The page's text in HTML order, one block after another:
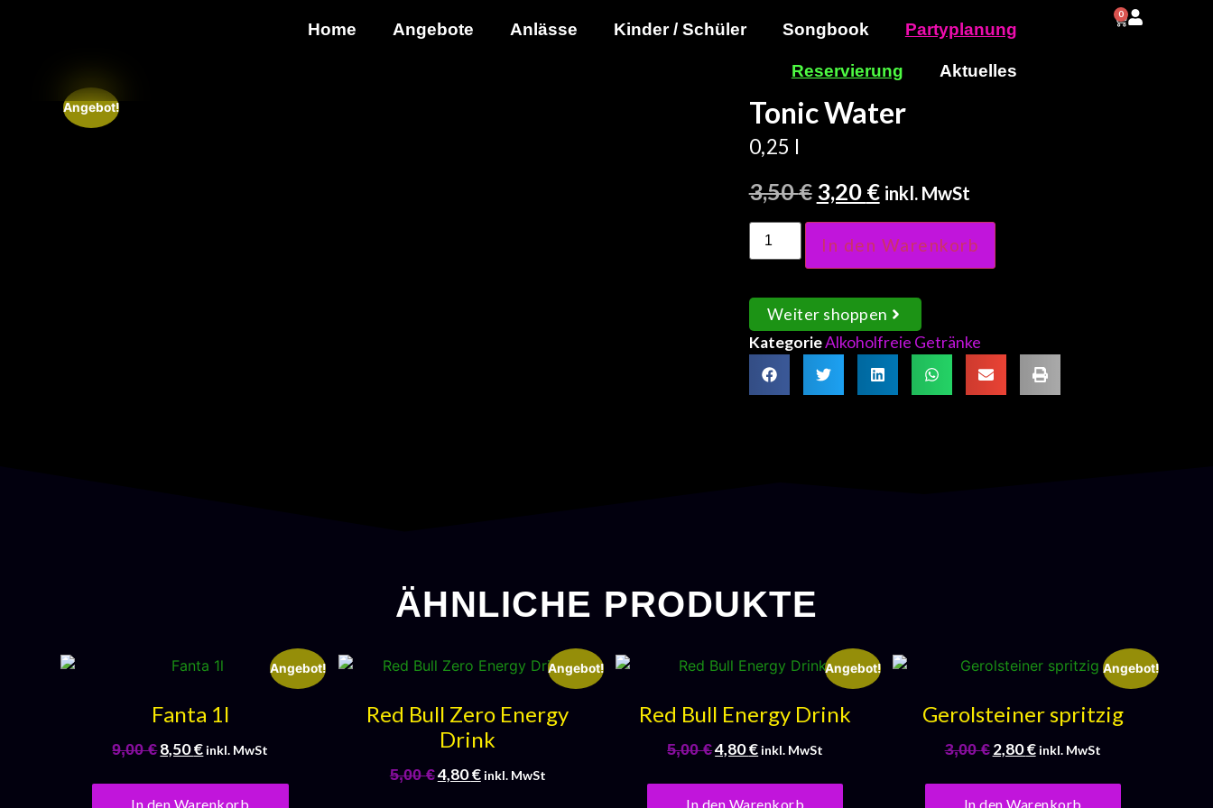
Home Angebote Anlässe Kinder / Schüler Songbook Partyplanung
Reservierung Aktuelles
0
Angebot! Tonic Water
0,25 l
3,50€ 3,20 € inkl. MwSt
In den Warenkorb
Weiter shoppen
KategorieAlkoholfreie Getränke
ÄHNLICHE PRODUKTE
Angebot!
Fanta 1l
9,00€8,50€ inkl. MwSt
In den Warenkorb
Angebot!
Red Bull Zero Energy
Drink
5,00€4,80€ inkl. MwSt
Angebot!
Red Bull Energy Drink
5,00€4,80€ inkl. MwSt
In den Warenkorb
Angebot!
Gerolsteiner spritzig
3,00€ 2,80€ inkl. MwSt
In den Warenkorb